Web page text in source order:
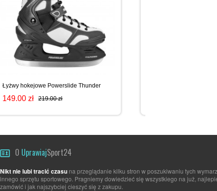
Łyżwy hokejowe Powerslide Thunder
149.00 zł 219.00 zł
O UprawiajSport24
Nikt nie lubi tracić czasu na przeglądanie kilku stron w poszukiwaniu tych
innego sprzętu sportowego. Pragniemy dowiedzieć się wszystkiego na już,
zamówić i jak najszybciej cieszyć się z zakupu.